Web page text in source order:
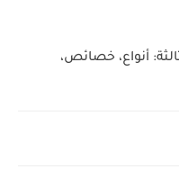
أنواع، خصائص،